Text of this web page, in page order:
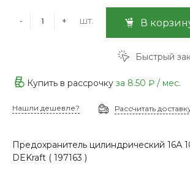
- + шт. В
Быстрый
Купить в рассрочку за 8.50 ₽ / мес.
Нашли дешевле? Рассчитать
Предохранитель цилиндрический 16А
DEKraft ( 197163 )